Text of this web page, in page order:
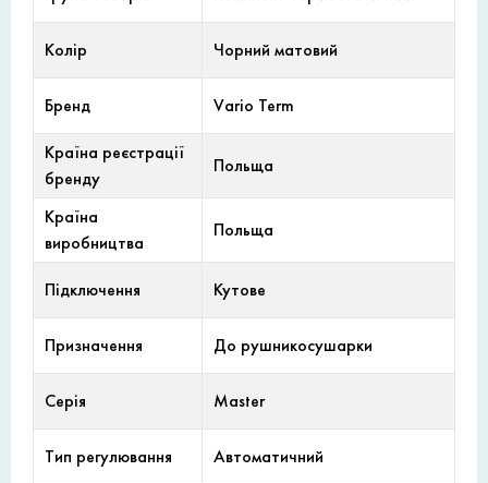
Колір Чорний матовий
Бренд Vario Term
Країна реєстрації
бренду
Польща
Країна
виробництва
Польща
Підключення Кутове
Призначення До рушникосушарки
Серія Master
Тип регулювання Автоматичний